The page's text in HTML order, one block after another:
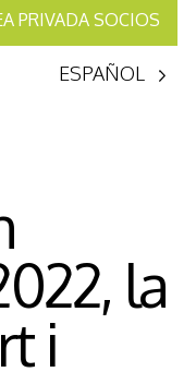
PRIVADA SOCIOS
ESPAÑOL
la
i